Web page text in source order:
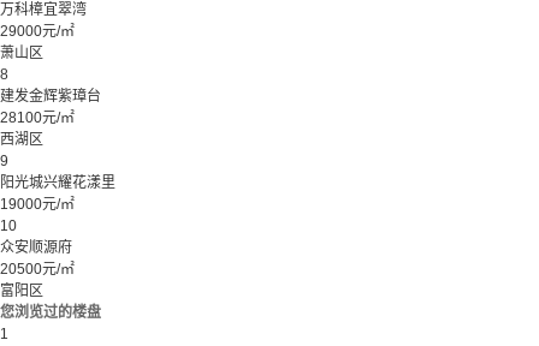
万科樟宜翠湾
29000元/㎡
萧山区
8
建发金辉紫璋台
28100元/㎡
西湖区
9
阳光城兴耀花漾里
19000元/㎡
10
众安顺源府
20500元/㎡
富阳区
您浏览过的楼盘
1